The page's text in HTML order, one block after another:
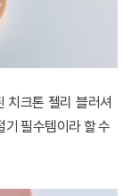
치크톤 젤리 블러셔
기 필수템이라 할 수